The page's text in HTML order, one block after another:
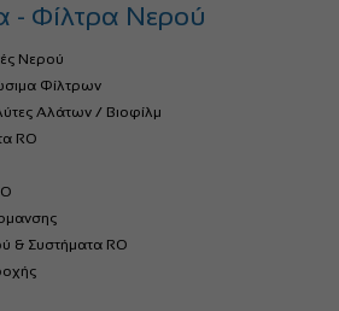
- Φίλτρα Νερού
Νερού
Φίλτρων
Αλάτων / Βιοφίλμ
RO
& Συστήματα RO